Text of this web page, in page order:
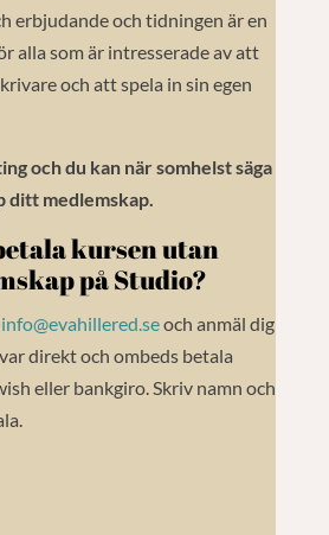
erbjudande och tidningen är en
alla som är intresserade av att
och att spela in sin egen
och du kan när somhelst säga
ditt medlemskap.
kursen utan
på Studio?
info@evahillered.seoch anmäl dig
direkt och ombeds betala
eller bankgiro. Skriv namn och